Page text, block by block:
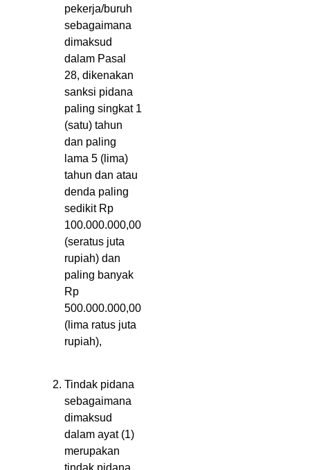
pekerja/buruh
sebagaimana
dimaksud
dalam Pasal
28, dikenakan
sanksi pidana
paling singkat 1
(satu) tahun
dan paling
lama 5 (lima)
tahun dan atau
denda paling
sedikit Rp
100.000.000,00
(seratus juta
rupiah) dan
paling banyak
Rp
500.000.000,00
(lima ratus juta
rupiah),
Tindak pidana
sebagaimana
dimaksud
dalam ayat (1)
merupakan